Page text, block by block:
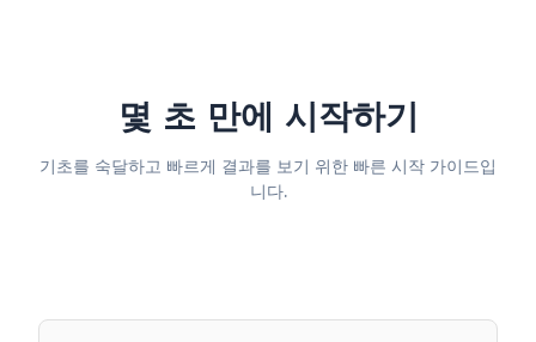
몇 초 만에 시작하기
기초를 숙달하고 빠르게 결과를 보기 위한 빠른 시작 가이드입
니다.